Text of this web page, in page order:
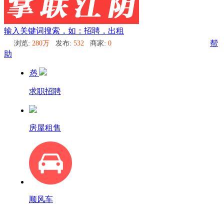
输入关键词搜索，如：招聘，出租
浏览: 280万 发布: 532 商家: 0
帮
助
热
求职招聘
房屋租售
顺风车